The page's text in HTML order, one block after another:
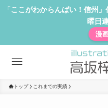
「ここがわからんばい！信州
曜日
漫
トップ これまでの実績